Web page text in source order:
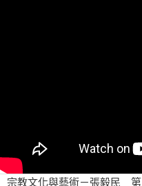
宗教文化與藝術－張毅民